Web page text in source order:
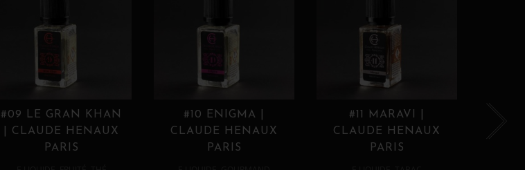
#09 LE GRAN KHAN
| CLAUDE HENAUX
PARIS
#10 ENIGMA |
CLAUDE HENAUX
PARIS
#11 MARAVI |
CLAUDE HENAUX
PARIS